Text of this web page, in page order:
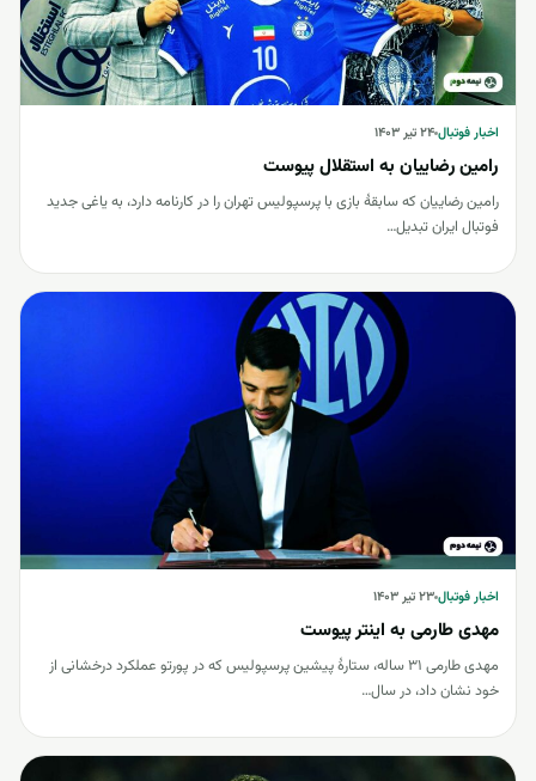
اخبار فوتبال۲۴ تیر ۱۴۰۳
رامین رضاییان به استقلال پیوست
رامین رضاییان که سابقۀ بازی با پرسپولیس تهران را در کارنامه دارد، به یاغی جدید
فوتبال ایران تبدیل…
اخبار فوتبال
اخبار فوتبال۲۳ تیر ۱۴۰۳
مهدی طارمی به اینتر پیوست
مهدی طارمی 31 ساله، ستارۀ پیشین پرسپولیس که در پورتو عملکرد درخشانی از
خود نشان داد، در سال…